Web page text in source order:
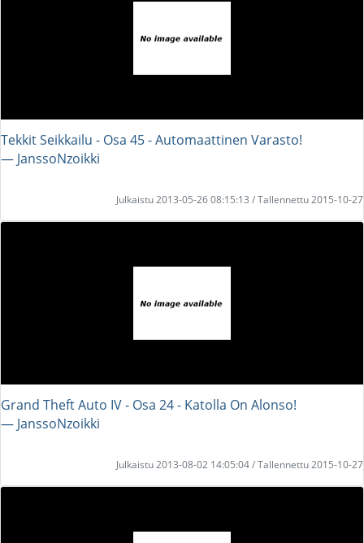
Tekkit Seikkailu - Osa 45 - Automaattinen Varasto!
― JanssoNzoikki
Julkaistu 2013-05-26 08:15:13 / Tallennettu 2015-10-27
Grand Theft Auto IV - Osa 24 - Katolla On Alonso!
― JanssoNzoikki
Julkaistu 2013-08-02 14:05:04 / Tallennettu 2015-10-27